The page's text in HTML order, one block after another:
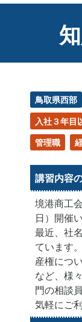
鳥取県西部
入社３年目
管理職
講習内容
境港商工
日）開催
最近、社
ています
産権につ
など、様
門の相談
気軽にご